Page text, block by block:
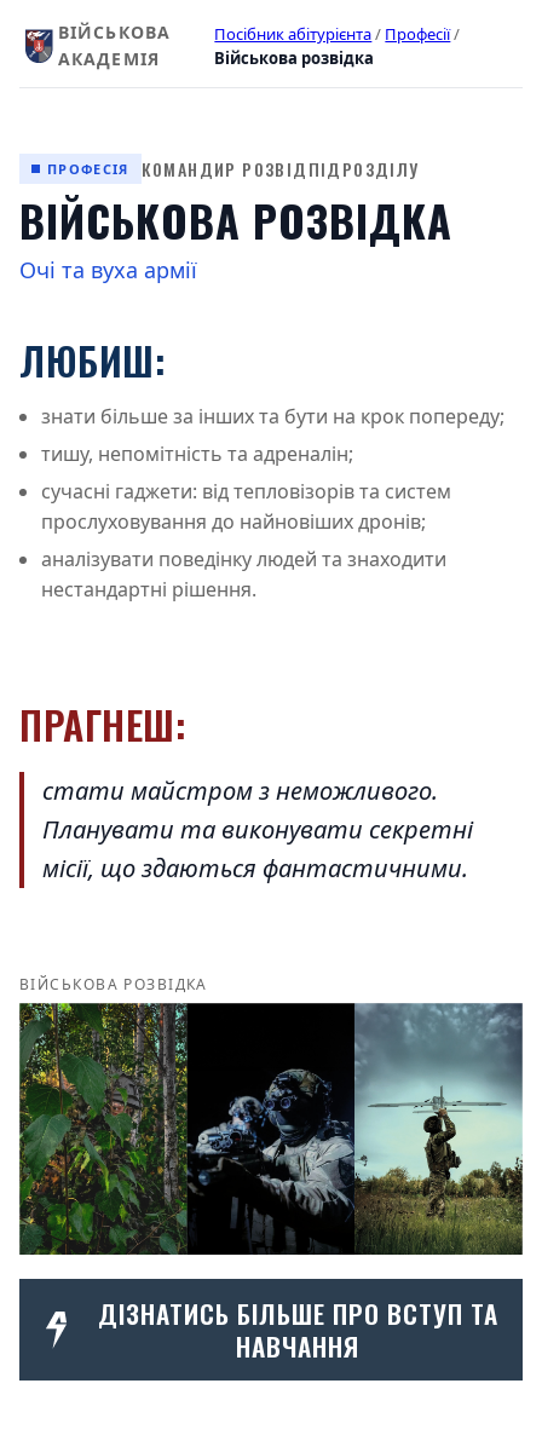
ВІЙСЬКОВА
АКАДЕМІЯ
Посібник абітурієнта/ Професії/
Військова розвідка
ПРОФЕСІЯ КОМАНДИР РОЗВІДПІДРОЗДІЛУ
ВІЙСЬКОВА РОЗВІДКА
Очі та вуха армії
ЛЮБИШ:
знати більше за інших та бути на крок попереду;
тишу, непомітність та адреналін;
сучасні гаджети: від тепловізорів та систем
прослуховування до найновіших дронів;
аналізувати поведінку людей та знаходити
нестандартні рішення.
ПРАГНЕШ:
стати майстром з неможливого.
Планувати та виконувати секретні
місії, що здаються фантастичними.
ВІЙСЬКОВА РОЗВІДКА
ДІЗНАТИСЬ БІЛЬШЕ ПРО ВСТУП ТА
НАВЧАННЯ